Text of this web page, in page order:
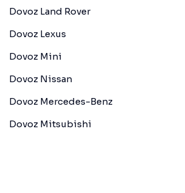
Dovoz Land Rover
Dovoz Lexus
Dovoz Mini
Dovoz Nissan
Dovoz Mercedes-Benz
Dovoz Mitsubishi